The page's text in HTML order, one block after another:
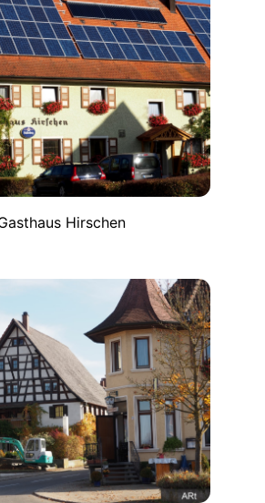
Hirschen